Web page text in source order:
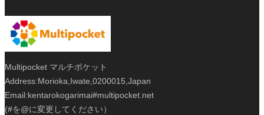
Multipocket マルチポケット
Address:Morioka,Iwate,0200015,Japan
Email:kentarokogarimai#multipocket.net
(#を@に変更してください）